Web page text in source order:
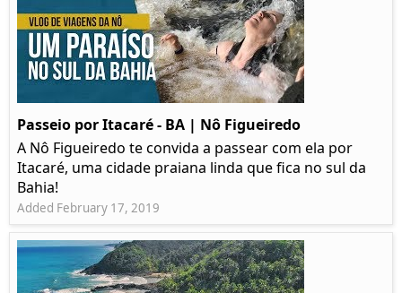
Passeio por Itacaré - BA | Nô Figueiredo
A Nô Figueiredo te convida a passear com ela por
Itacaré, uma cidade praiana linda que fica no sul da
Bahia!
Added February 17, 2019